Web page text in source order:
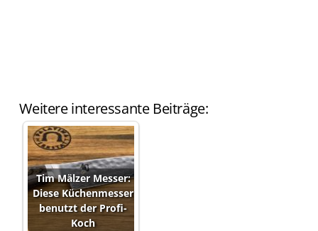
Weitere interessante Beiträge:
Tim Mälzer Messer:
Diese Küchenmesser
benutzt der Profi-
Koch